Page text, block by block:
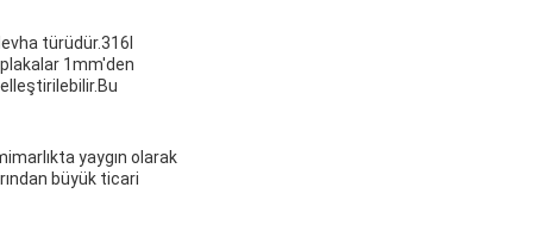
türüdür.316l
1mm'den
yaygın olarak
büyük ticari